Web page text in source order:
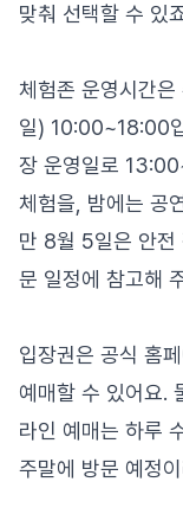
맞춰 선택할 수 있
체험존 운영시간
일) 10:00~18:00
장 운영일로
체험을, 밤에는 공
만 8월 5일은 안전
문 일정에 참고해
입장권은 공식 홈
예매할 수 있어요.
라인 예매는 하루
주말에 방문 예정